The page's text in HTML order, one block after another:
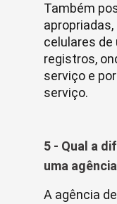
Também
celulares de
registros,
serviço e
serviço.
5 - Qual a
uma
A agência